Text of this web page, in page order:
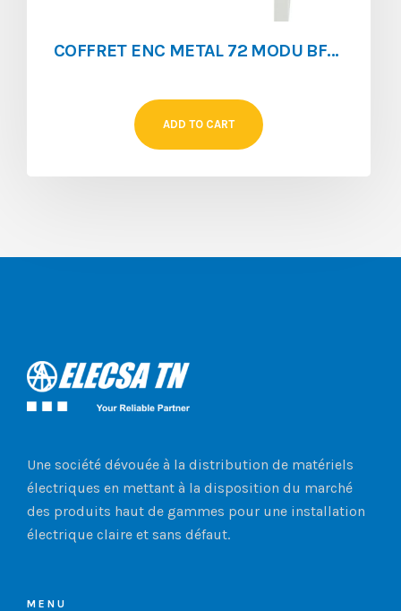
COFFRET ENC METAL 72 MODU BF-U-3/72-C0
ADD TO CART
Une société dévouée à la distribution de matériels
électriques en mettant à la disposition du marché
des produits haut de gammes pour une installation
électrique claire et sans défaut.
MENU